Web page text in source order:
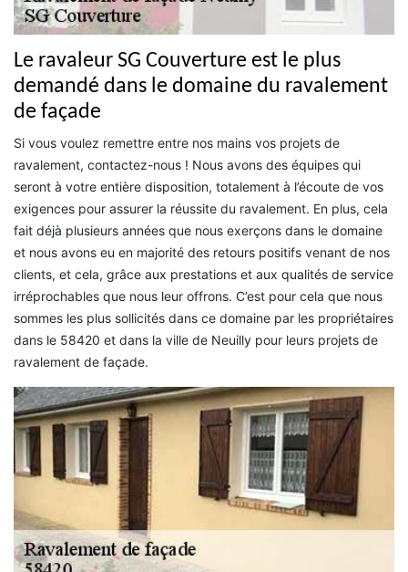
Le ravaleur SG Couverture est le plus
demandé dans le domaine du ravalement
de façade
Si vous voulez remettre entre nos mains vos projets de
ravalement, contactez-nous ! Nous avons des équipes qui
seront à votre entière disposition, totalement à l’écoute de vos
exigences pour assurer la réussite du ravalement. En plus, cela
fait déjà plusieurs années que nous exerçons dans le domaine
et nous avons eu en majorité des retours positifs venant de nos
clients, et cela, grâce aux prestations et aux qualités de service
irréprochables que nous leur offrons. C’est pour cela que nous
sommes les plus sollicités dans ce domaine par les propriétaires
dans le 58420 et dans la ville de Neuilly pour leurs projets de
ravalement de façade.